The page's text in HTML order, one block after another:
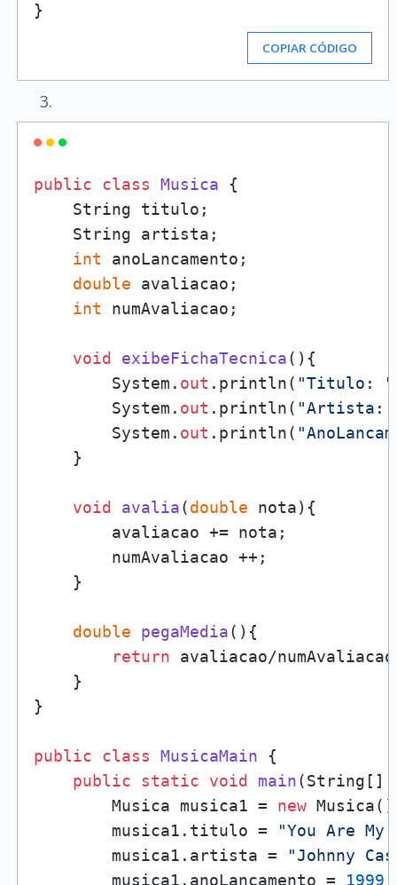
COPIAR CÓDIGO
public class Musica {
    String titulo;
    String artista;
int anoLancamento;
double avaliacao;
int numAvaliacao;
void exibeFichaTecnica() {
        System.
out .println( "Titulo: "
        System.
out .println( "Artista:
        System.
out .println(
    }
void avalia(double nota) {
        avaliacao += nota;
        numAvaliacao ++;
    }
double pegaMedia() {
return avaliacao/
    }
}
public class MusicaMain {
public
static void main(String[]
        Musica musica1 =
new
        musica1.titulo =
"You Are My
        musica1.artista =
"Johnny
        musica1.anoLancamento =
1999